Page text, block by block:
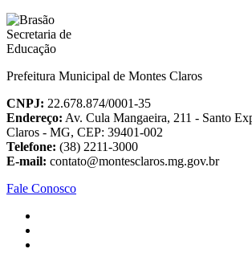
Prefeitura Municipal de Montes Claros
CNPJ: 22.678.874/0001-35
Endereço: Av. Cula Mangaeira, 211 - Santo
Claros - MG, CEP: 39401-002
Telefone: (38) 2211-3000
E-mail: contato@montesclaros.mg.gov.br
Fale Conosco